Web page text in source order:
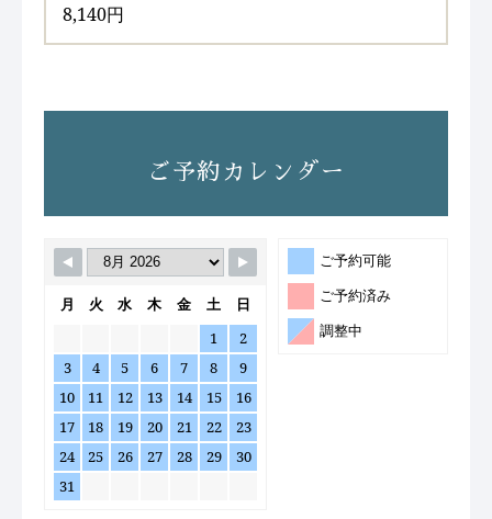
8,140円
ご予約カレンダー
ご予約可能
ご予約済み
調整中
月 火 水 木 金 土
日
1
2
3
4 5 6 7 8
9
10
11 12 13 14 15
16
17
18 19 20 21 22
23
24
25 26 27 28 29
30
31